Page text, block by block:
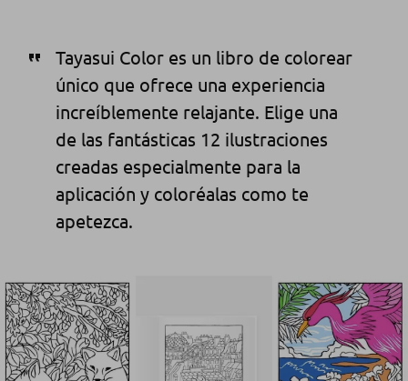
Tayasui Color es un libro de colorear
único que ofrece una experiencia
increíblemente relajante. Elige una
de las fantásticas 12 ilustraciones
creadas especialmente para la
aplicación y coloréalas como te
apetezca.